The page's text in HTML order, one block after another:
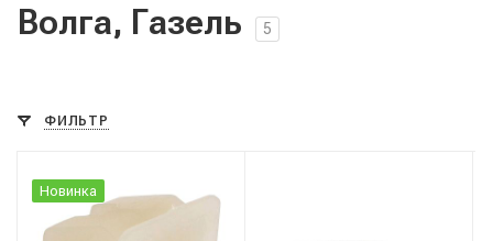
Волга, Газель
5
ФИЛЬТР
Новинка